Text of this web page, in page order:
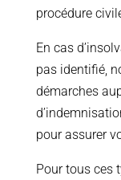
procédure
En cas
pas identifié,
démarches
pour assurer
Pour tous ces